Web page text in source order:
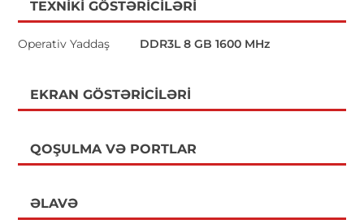
TEXNIKI GÖSTƏRICILƏRI
Operativ Yaddaş DDR3L 8 GB 1600 MHz
EKRAN GÖSTƏRICILƏRI
QOŞULMA VƏ PORTLAR
ƏLAVƏ